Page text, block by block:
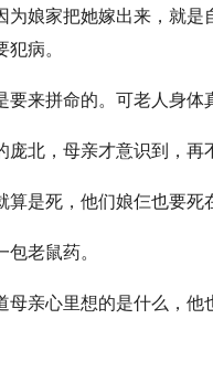
为娘家把她嫁出来，就
病。
来拼命的。可老人身
北，母亲才意识到，再
是死，他们娘仨也要死
老鼠药。
亲心里想的是什么，他